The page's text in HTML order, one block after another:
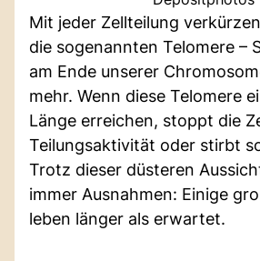
Mit jeder Zellteilung
die sogenannten Telomere –
am Ende unserer
mehr. Wenn diese Telomere
Länge erreichen, stoppt die
Teilungsaktivität oder stirbt
Trotz dieser düsteren
immer Ausnahmen: Einige
leben länger als erwartet.